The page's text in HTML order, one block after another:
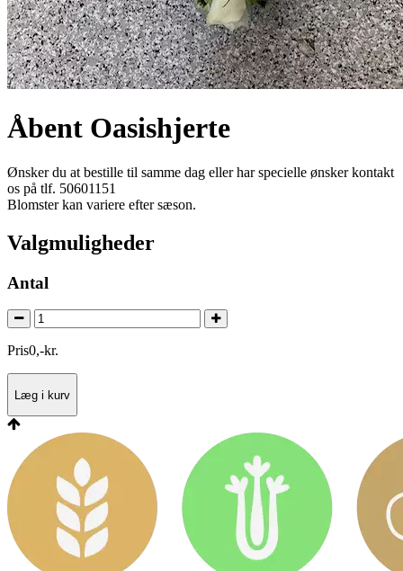
Åbent Oasishjerte
Ønsker du at bestille til samme dag eller har specielle ønsker kontakt
os på tlf. 50601151
Blomster kan variere efter sæson.
Valgmuligheder
Antal
Pris0,-kr.
Læg i kurv